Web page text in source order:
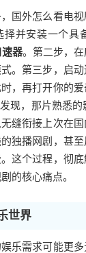
国外怎么看电
择并安装一个具
器。第二步，
。第三步，启
，再打开你的
现，那片熟悉
缝衔接上次在
独播网剧，甚
这个过程，彻
的核心痛点。
世界
乐需求可能更